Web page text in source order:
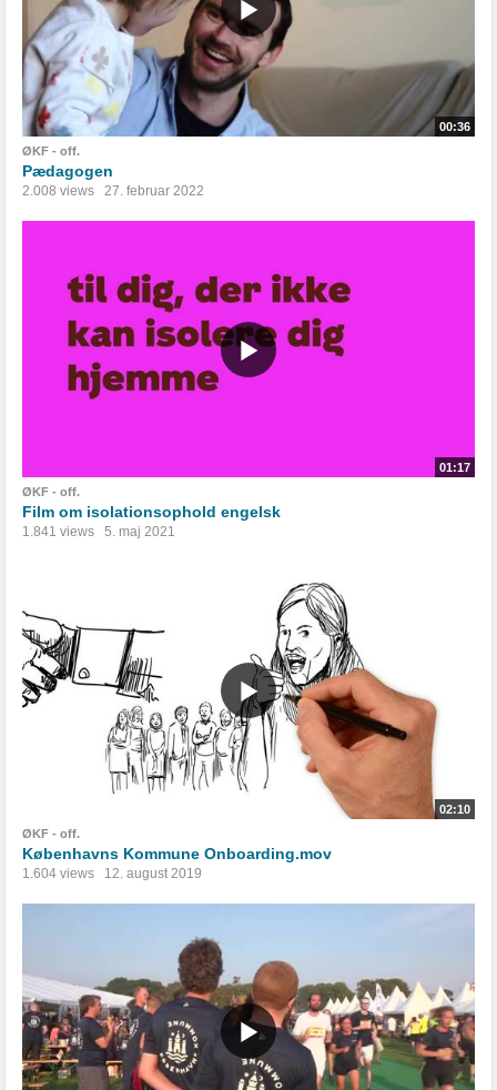
00:36
ØKF - off.
Pædagogen
2.008 views 27. februar 2022
01:17
ØKF - off.
Film om isolationsophold engelsk
1.841 views 5. maj 2021
02:10
ØKF - off.
Københavns Kommune Onboarding.mov
1.604 views 12. august 2019